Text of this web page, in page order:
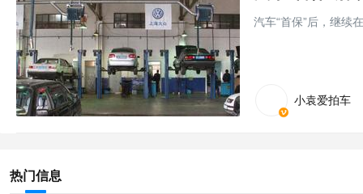
汽车“首保”后，继续
小袁爱拍车
热门信息